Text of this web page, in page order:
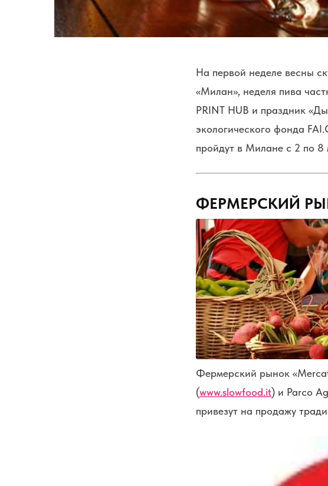
На первой неделе весны
«Милан», неделя пива
PRINT HUB и праздник
экологического фонда FAI.
пройдут в Милане с 2 по 8
ФЕРМЕРСКИЙ
Фермерский рынок
(www.slowfood.it) и Parco
привезут на продажу